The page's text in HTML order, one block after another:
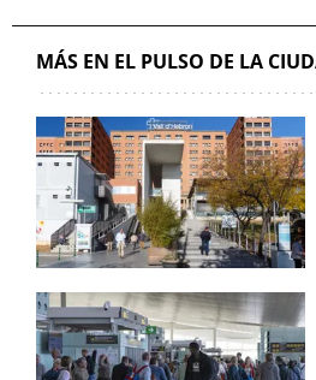
MÁS EN EL PULSO DE LA